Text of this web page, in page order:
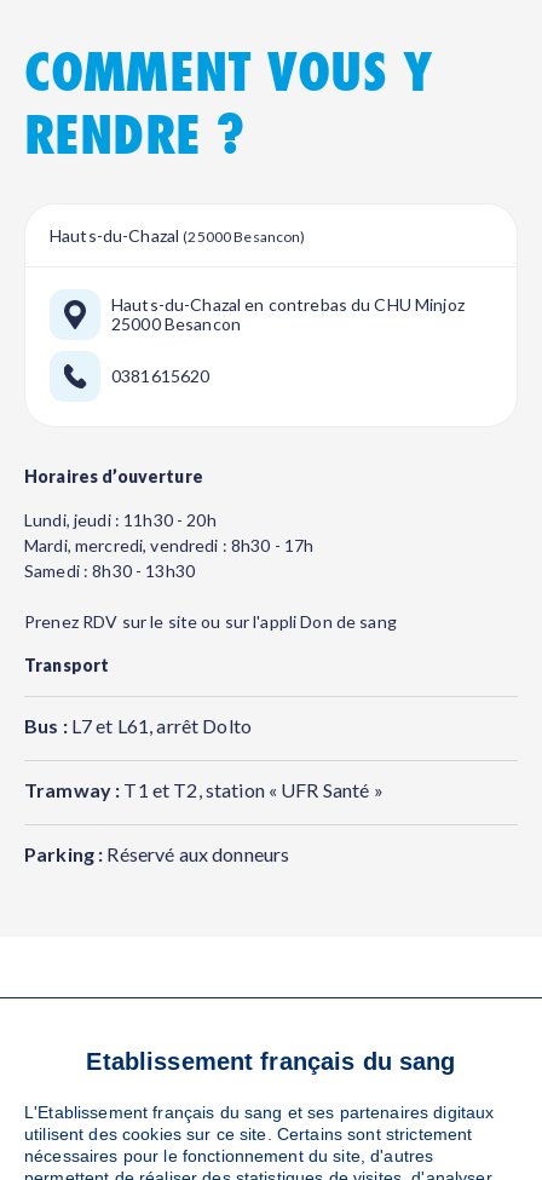
COMMENT VOUS Y
RENDRE ?
Hauts-du-Chazal(25000 Besancon)
Hauts-du-Chazal en contrebas du CHU Minjoz
25000 Besancon
0381615620
Horaires d’ouverture
Lundi, jeudi : 11h30 - 20h
Mardi, mercredi, vendredi : 8h30 - 17h
Samedi : 8h30 - 13h30
Prenez RDV sur le site ou sur l'appli Don de sang
Transport
Bus : L7 et L61, arrêt Dolto
Tramway : T1 et T2, station « UFR Santé »
Parking : Réservé aux donneurs
LOCAUX
Etablissement français du sang
L'Etablissement français du sang et ses partenaires digitaux
utilisent des cookies sur ce site. Certains sont strictement
nécessaires pour le fonctionnement du site, d'autres